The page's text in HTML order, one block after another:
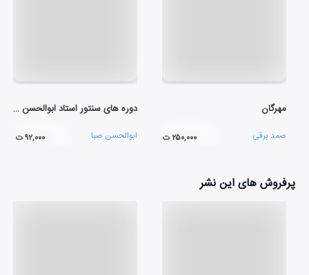
مهرگان
صمد برقی ۲۵۰,۰۰۰ ت
دوره های سنتور استاد ابوالحسن صبا (لوح اول)
ابوالحسن صبا ۹۲,۰۰۰ ت
پرفروش های این نشر